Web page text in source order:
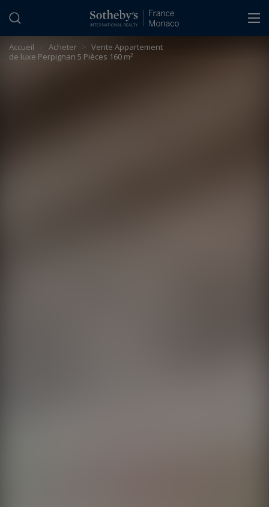
Accueil Acheter > Vente Appartement
de luxe Perpignan 5 Pièces 160 m²